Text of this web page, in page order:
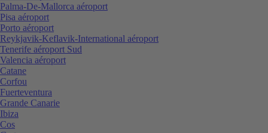
Palma-De-Mallorca aéroport
Pisa aéroport
Porto aéroport
Reykjavik-Keflavik-International aéroport
Tenerife aéroport Sud
Valencia aéroport
Catane
Corfou
Fuerteventura
Grande Canarie
Ibiza
Cos